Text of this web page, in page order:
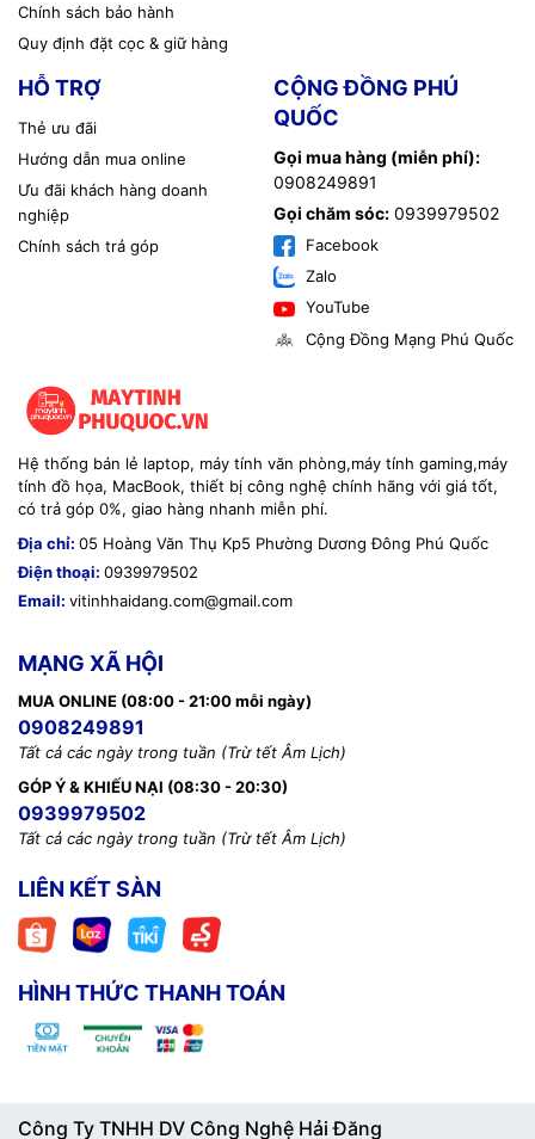
Chính sách bảo hành
Quy định đặt cọc & giữ hàng
HỖ TRỢ
Thẻ ưu đãi
Hướng dẫn mua online
Ưu đãi khách hàng doanh
nghiệp
Chính sách trả góp
CỘNG ĐỒNG PHÚ
QUỐC
Gọi mua hàng (miễn phí):
0908249891
Gọi chăm sóc: 0939979502
Facebook
Zalo
YouTube
Cộng Đồng Mạng Phú Quốc
Hệ thống bán lẻ laptop, máy tính văn phòng,máy tính gaming,máy
tính đồ họa, MacBook, thiết bị công nghệ chính hãng với giá tốt,
có trả góp 0%, giao hàng nhanh miễn phí.
Địa chỉ: 05 Hoàng Văn Thụ Kp5 Phường Dương Đông Phú Quốc
Điện thoại: 0939979502
Email: vitinhhaidang.com@gmail.com
MẠNG XÃ HỘI
MUA ONLINE (08:00 - 21:00 mỗi ngày)
0908249891
Tất cả các ngày trong tuần (Trừ tết Âm Lịch)
GÓP Ý & KHIẾU NẠI (08:30 - 20:30)
0939979502
Tất cả các ngày trong tuần (Trừ tết Âm Lịch)
LIÊN KẾT SÀN
HÌNH THỨC THANH TOÁN
Công Ty TNHH DV Công Nghệ Hải Đăng